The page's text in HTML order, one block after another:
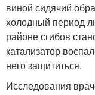
виной сидячий
холодный период
районе сгибов
катализатор
него защититься.
Исследования